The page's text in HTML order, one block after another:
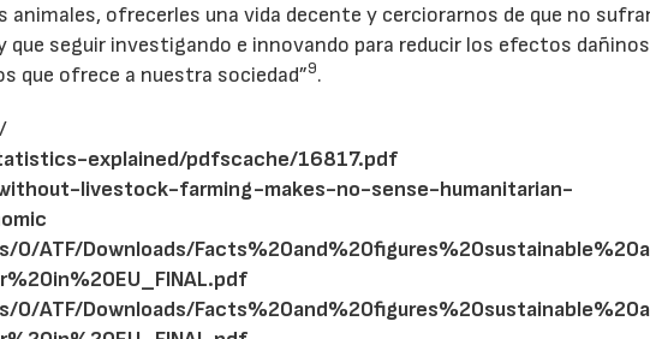
animales, ofrecerles una vida decente y cerciorarnos de que no
seguir investigando e innovando para reducir los efectos dañinos
que ofrece a nuestra sociedad”9.
explained/pdfscache/16817.pdf
livestock-farming-makes-no-sense-humanitarian-
ATF/Downloads/
ATF/Downloads/